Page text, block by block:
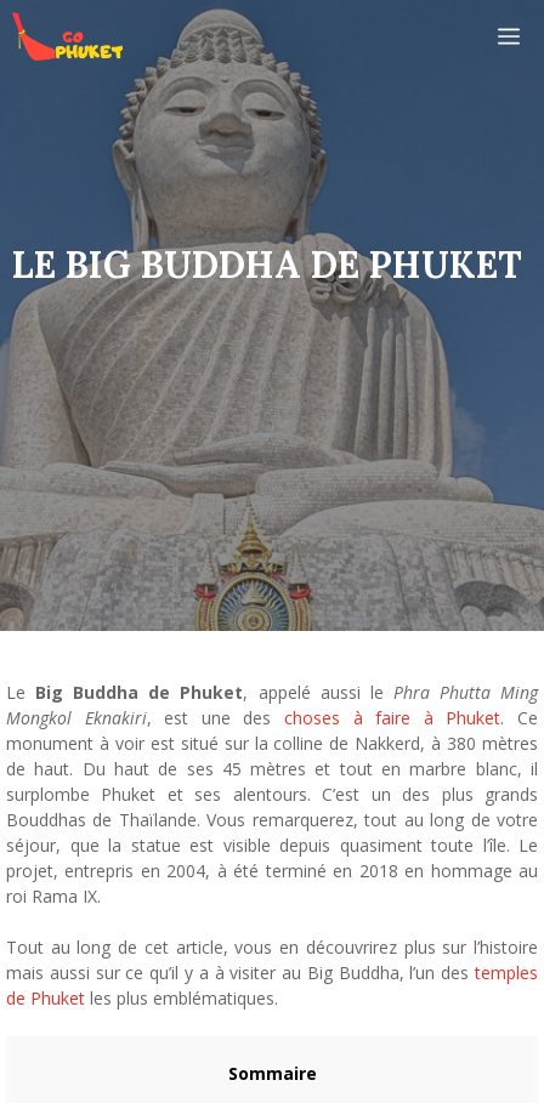
Aller
au
contenu
LE BIG BUDDHA DE PHUKET
Le Big Buddha de Phuket, appelé aussi le Phra Phutta Ming
Mongkol Eknakiri, est une deschoses à faire à Phuket. Ce
monument à voir est situé sur la colline de Nakkerd, à 380 mètres
de haut. Du haut de ses 45 mètres et tout en marbre blanc, il
surplombe Phuket et ses alentours. C’est un des plus grands
Bouddhas de Thaïlande. Vous remarquerez, tout au long de votre
séjour, que la statue est visible depuis quasiment toute l’île. Le
projet, entrepris en 2004, à été terminé en 2018 en hommage au
roi Rama IX.
Tout au long de cet article, vous en découvrirez plus sur l’histoire
mais aussi sur ce qu’il y a à visiter au Big Buddha, l’un destemples
de Phuket les plus emblématiques.
Sommaire